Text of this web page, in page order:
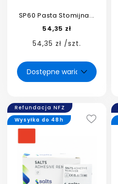
SP60 Pasta Stomijna...
54,35 zł
54,35 zł /szt.
Refundacja NFZ
Wysyłka do 48h